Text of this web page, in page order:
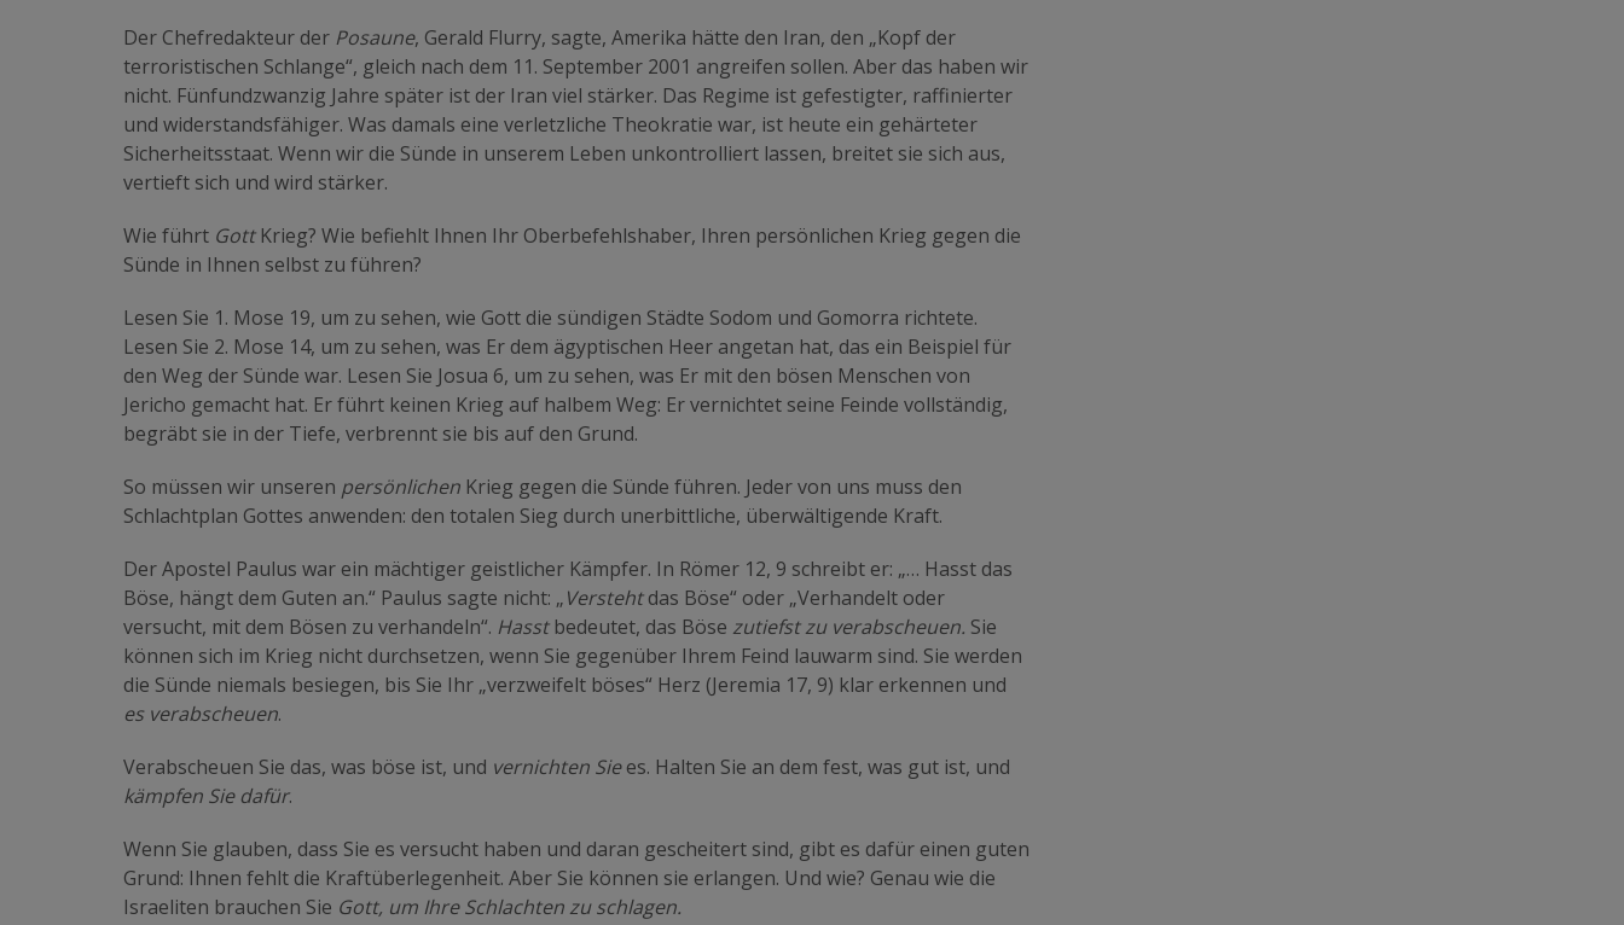
Der Chefredakteur der Posaune, Gerald Flurry, sagte, Amerika hätte den Iran, den „Kopf der
terroristischen Schlange“, gleich nach dem 11. September 2001 angreifen sollen. Aber das haben wir
nicht. Fünfundzwanzig Jahre später ist der Iran viel stärker. Das Regime ist gefestigter, raffinierter
und widerstandsfähiger. Was damals eine verletzliche Theokratie war, ist heute ein gehärteter
Sicherheitsstaat. Wenn wir die Sünde in unserem Leben unkontrolliert lassen, breitet sie sich aus,
vertieft sich und wird stärker.
Wie führt GottKrieg? Wie befiehlt Ihnen Ihr Oberbefehlshaber, Ihren persönlichen Krieg gegen die
Sünde in Ihnen selbst zu führen?
Lesen Sie 1. Mose 19, um zu sehen, wie Gott die sündigen Städte Sodom und Gomorra richtete.
Lesen Sie 2. Mose 14, um zu sehen, was Er dem ägyptischen Heer angetan hat, das ein Beispiel für
den Weg der Sünde war. Lesen Sie Josua 6, um zu sehen, was Er mit den bösen Menschen von
Jericho gemacht hat. Er führt keinen Krieg auf halbem Weg: Er vernichtet seine Feinde vollständig,
begräbt sie in der Tiefe, verbrennt sie bis auf den Grund.
So müssen wir unseren persönlichen Krieg gegen die Sünde führen. Jeder von uns muss den
Schlachtplan Gottes anwenden: den totalen Sieg durch unerbittliche, überwältigende Kraft.
Der Apostel Paulus war ein mächtiger geistlicher Kämpfer. In Römer 12, 9 schreibt er: „… Hasst das
Böse, hängt dem Guten an.“ Paulus sagte nicht: „Verstehtdas Böse“ oder „Verhandelt oder
versucht, mit dem Bösen zu verhandeln“. Hasstbedeutet, das Böse zutiefst zu verabscheuen. Sie
können sich im Krieg nicht durchsetzen, wenn Sie gegenüber Ihrem Feind lauwarm sind. Sie werden
die Sünde niemals besiegen, bis Sie Ihr „verzweifelt böses“ Herz (Jeremia 17, 9) klar erkennen und
es verabscheuen.
Verabscheuen Sie das, was böse ist, und vernichten Siees. Halten Sie an dem fest, was gut ist, und
kämpfen Sie dafür.
Wenn Sie glauben, dass Sie es versucht haben und daran gescheitert sind, gibt es dafür einen guten
Grund: Ihnen fehlt die Kraftüberlegenheit. Aber Sie können sie erlangen. Und wie? Genau wie die
Israeliten brauchen Sie Gott, um Ihre Schlachten zu schlagen.